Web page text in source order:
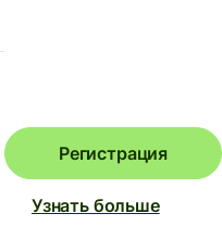
Регистрация
Узнать больше